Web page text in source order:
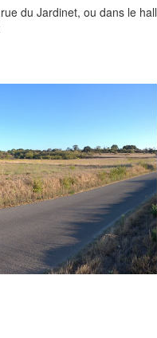
du Jardinet, ou dans le hall